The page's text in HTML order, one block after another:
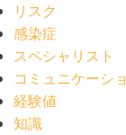
リスク
感染症
スペシャリスト
コミュニケーシ
経験値
知識